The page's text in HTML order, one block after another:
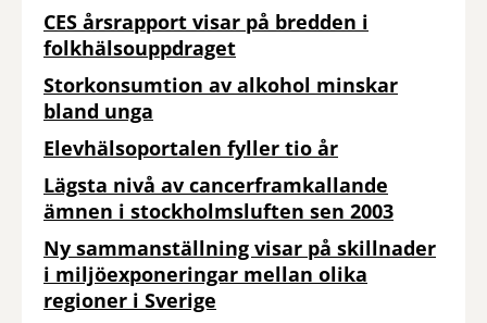
CES årsrapport visar på bredden i
folkhälsouppdraget
Storkonsumtion av alkohol minskar
bland unga
Elevhälsoportalen fyller tio år
Lägsta nivå av cancerframkallande
ämnen i stockholmsluften sen 2003
Ny sammanställning visar på skillnader
i miljöexponeringar mellan olika
regioner i Sverige